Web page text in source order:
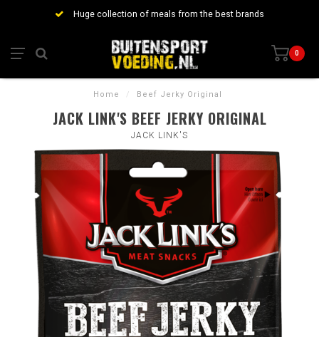
Huge collection of meals from the best brands
0
Home / Beef Jerky Original
JACK LINK'S BEEF JERKY ORIGINAL
JACK LINK'S